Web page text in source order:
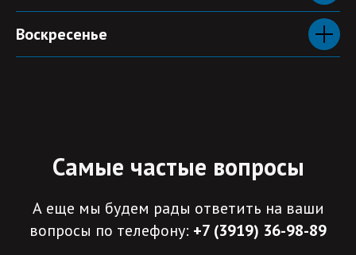
Воскресенье
Самые частые вопросы
А еще мы будем рады ответить на ваши
вопросы по телефону: +7 (3919) 36-98-89